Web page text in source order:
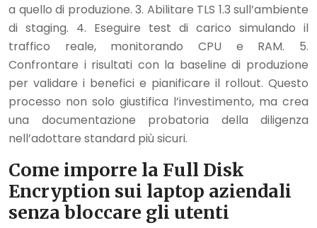
a quello di produzione. 3. Abilitare TLS 1.3 sull’ambiente
di staging. 4. Eseguire test di carico simulando il
traffico reale, monitorando CPU e RAM. 5.
Confrontare i risultati con la baseline di produzione
per validare i benefici e pianificare il rollout. Questo
processo non solo giustifica l’investimento, ma crea
una documentazione probatoria della diligenza
nell’adottare standard più sicuri.
Come imporre la Full Disk
Encryption sui laptop aziendali
senza bloccare gli utenti